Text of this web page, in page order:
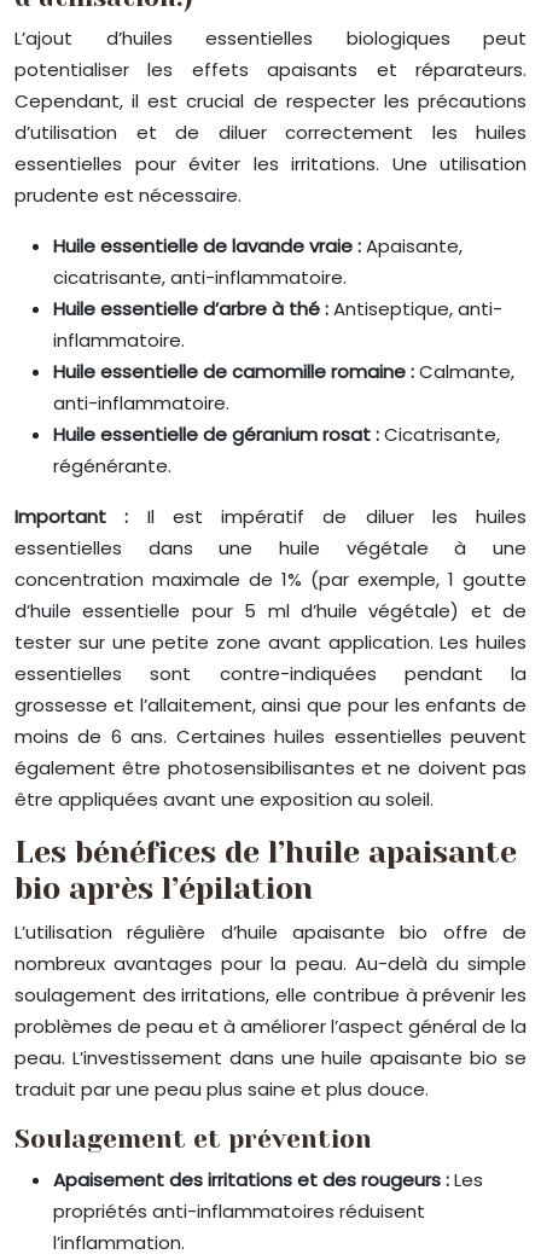
L’ajout d’huiles essentielles biologiques peut
potentialiser les effets apaisants et réparateurs.
Cependant, il est crucial de respecter les précautions
d’utilisation et de diluer correctement les huiles
essentielles pour éviter les irritations. Une utilisation
prudente est nécessaire.
Huile essentielle de lavande vraie :Apaisante,
cicatrisante, anti-inflammatoire.
Huile essentielle d’arbre à thé :Antiseptique, anti-
inflammatoire.
Huile essentielle de camomille romaine :Calmante,
anti-inflammatoire.
Huile essentielle de géranium rosat :Cicatrisante,
régénérante.
Important : Il est impératif de diluer les huiles
essentielles dans une huile végétale à une
concentration maximale de 1% (par exemple, 1 goutte
d’huile essentielle pour 5 ml d’huile végétale) et de
tester sur une petite zone avant application. Les huiles
essentielles sont contre-indiquées pendant la
grossesse et l’allaitement, ainsi que pour les enfants de
moins de 6 ans. Certaines huiles essentielles peuvent
également être photosensibilisantes et ne doivent pas
être appliquées avant une exposition au soleil.
Les bénéfices de l’huile apaisante
bio après l’épilation
L’utilisation régulière d’huile apaisante bio offre de
nombreux avantages pour la peau. Au-delà du simple
soulagement des irritations, elle contribue à prévenir les
problèmes de peau et à améliorer l’aspect général de la
peau. L’investissement dans une huile apaisante bio se
traduit par une peau plus saine et plus douce.
Soulagement et prévention
Apaisement des irritations et des rougeurs :Les
propriétés anti-inflammatoires réduisent
l’inflammation.